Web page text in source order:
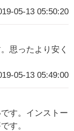
05-13 05:50:20
思ったより安く
05-13 05:49:00
す。インストー
す。